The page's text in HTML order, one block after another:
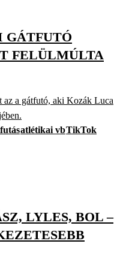
FELÜLMÚLTA
az a gátfutó, aki Kozák Luca
atlétikai vbTikTok
LYLES, BOL –